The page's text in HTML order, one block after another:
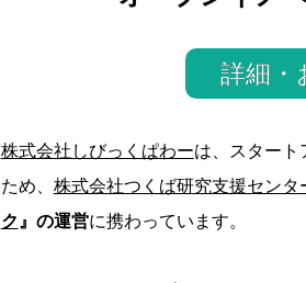
詳細・
株式会社しびっくぱわーは、スタート
ため、 株式会社つくば研究支援センタ
ク 』の運営に携わっています。